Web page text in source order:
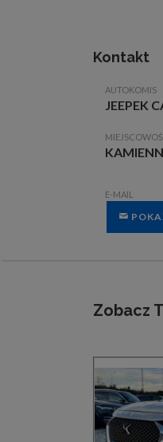
Kontakt
AUTOKOMIS
JEEPEK
E-MAIL
Zobacz